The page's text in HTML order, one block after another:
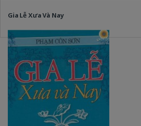
Gia Lễ Xưa Và Nay